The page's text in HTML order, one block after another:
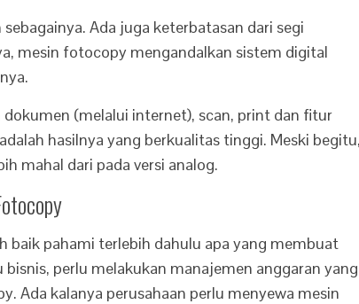
Ada juga keterbatasan dari segi
mesin fotocopy mengandalkan sistem digital
(melalui internet), scan, print dan fitur
hasilnya yang berkualitas tinggi. Meski
mahal dari pada versi analog.
baik pahami terlebih dahulu apa yang membuat
perlu melakukan manajemen anggaran yang
Ada kalanya perusahaan perlu menyewa mesin